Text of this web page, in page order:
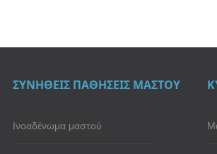
ΣΥΝΗΘΕΙΣ ΠΑΘΗΣΕΙΣ ΜΑΣΤΟΥ
Ινοαδένωμα μαστού